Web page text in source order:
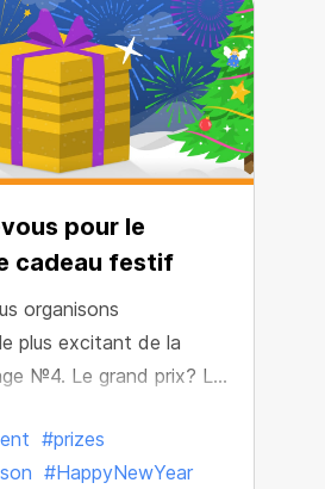
pour le
cadeau festif
organisons
plus excitant de la
№4. Le grand prix? Le
minage. Mais seuls les
participants pourront
#prizes
#HappyNewYear